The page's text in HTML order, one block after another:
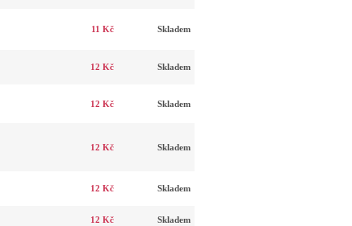
11 Kč Skladem
12 Kč Skladem
12 Kč Skladem
12 Kč Skladem
12 Kč Skladem
12 Kč Skladem